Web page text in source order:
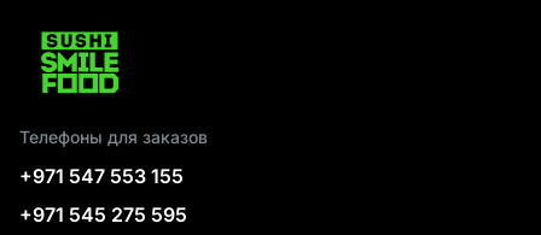
Телефоны для заказов
+971 547 553 155
+971 545 275 595